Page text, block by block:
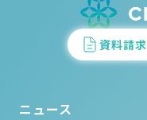
資料請求
ニュース